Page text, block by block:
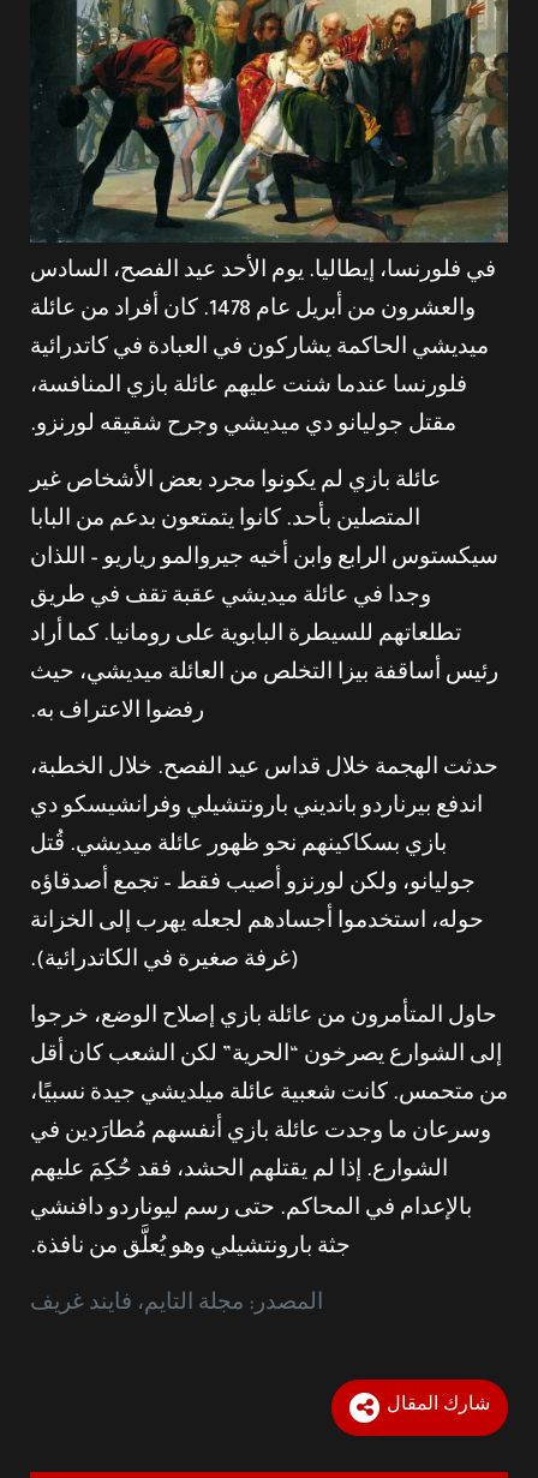
في فلورنسا، إيطاليا. يوم الأحد عيد الفصح، السادس
والعشرون من أبريل عام 1478. كان أفراد من عائلة
ميديشي الحاكمة يشاركون في العبادة في كاتدرائية
فلورنسا عندما شنت عليهم عائلة بازي المنافسة،
مقتل جوليانو دي ميديشي وجرح شقيقه لورنزو.
عائلة بازي لم يكونوا مجرد بعض الأشخاص غير
المتصلين بأحد. كانوا يتمتعون بدعم من البابا
سيكستوس الرابع وابن أخيه جيروالمو رياريو – اللذان
وجدا في عائلة ميديشي عقبة تقف في طريق
تطلعاتهم للسيطرة البابوية على رومانيا. كما أراد
رئيس أساقفة بيزا التخلص من العائلة ميديشي، حيث
رفضوا الاعتراف به.
حدثت الهجمة خلال قداس عيد الفصح. خلال الخطبة،
اندفع بيرناردو بانديني بارونتشيلي وفرانشيسكو دي
بازي بسكاكينهم نحو ظهور عائلة ميديشي. قُتل
جوليانو، ولكن لورنزو أصيب فقط – تجمع أصدقاؤه
حوله، استخدموا أجسادهم لجعله يهرب إلى الخزانة
(غرفة صغيرة في الكاتدرائية).
حاول المتأمرون من عائلة بازي إصلاح الوضع، خرجوا
إلى الشوارع يصرخون “الحرية” لكن الشعب كان أقل
من متحمس. كانت شعبية عائلة ميلديشي جيدة نسبيًا،
وسرعان ما وجدت عائلة بازي أنفسهم مُطارَدين في
الشوارع. إذا لم يقتلهم الحشد، فقد حُكِمَ عليهم
بالإعدام في المحاكم. حتى رسم ليوناردو دافنشي
جثة بارونتشيلي وهو يُعلَّق من نافذة.
المصدر: مجلة التايم، فايند غريف
شارك المقال